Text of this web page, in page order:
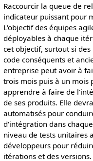
Raccourcir la queue de
indicateur puissant pour
L'objectif des équipes
déployables à chaque
cet objectif, surtout si
code conséquents et
entreprise peut avoir à
trois mois puis à un mois
apprendre à faire de
de ses produits. Elle
automatisés pour
d'intégration dans
niveau de tests unitaires
développeurs pour
itérations et des